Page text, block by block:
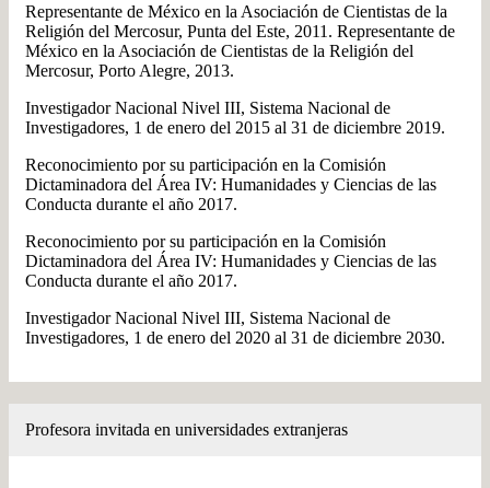
Representante de México en la Asociación de Cientistas de la
Religión del Mercosur, Punta del Este, 2011. Representante de
México en la Asociación de Cientistas de la Religión del
Mercosur, Porto Alegre, 2013.
Investigador Nacional Nivel III, Sistema Nacional de
Investigadores, 1 de enero del 2015 al 31 de diciembre 2019.
Reconocimiento por su participación en la Comisión
Dictaminadora del Área IV: Humanidades y Ciencias de las
Conducta durante el año 2017.
Reconocimiento por su participación en la Comisión
Dictaminadora del Área IV: Humanidades y Ciencias de las
Conducta durante el año 2017.
Investigador Nacional Nivel III, Sistema Nacional de
Investigadores, 1 de enero del 2020 al 31 de diciembre 2030.
Profesora invitada en universidades extranjeras